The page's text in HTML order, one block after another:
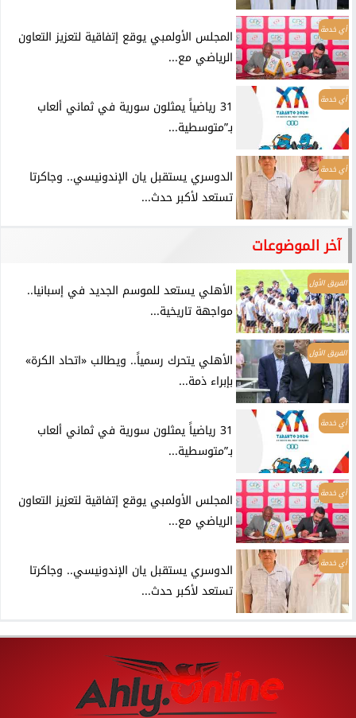
أي خدمة
المجلس الأولمبي يوقع إتفاقية لتعزيز التعاون
الرياضي مع...
أي خدمة
31 رياضياً يمثلون سورية في ثماني ألعاب
بـ”متوسطية...
أي خدمة
الدوسري يستقبل يان الإندونيسي.. وجاكرتا
تستعد لأكبر حدث...
آخر الموضوعات
الفريق الأول
الأهلي يستعد للموسم الجديد في إسبانيا..
مواجهة تاريخية...
الفريق الأول
الأهلي يتحرك رسمياً.. ويطالب «اتحاد الكرة»
بإبراء ذمة...
أي خدمة
31 رياضياً يمثلون سورية في ثماني ألعاب
بـ”متوسطية...
أي خدمة
المجلس الأولمبي يوقع إتفاقية لتعزيز التعاون
الرياضي مع...
أي خدمة
الدوسري يستقبل يان الإندونيسي.. وجاكرتا
تستعد لأكبر حدث...